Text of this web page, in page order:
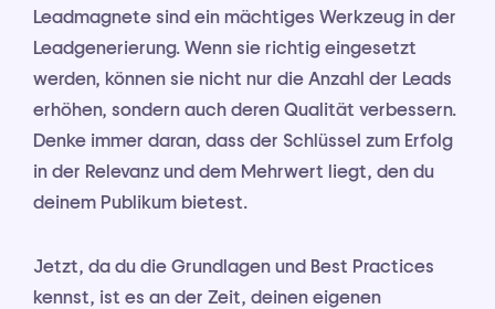
Leadmagnete sind ein mächtiges Werkzeug in der
Leadgenerierung. Wenn sie richtig eingesetzt
werden, können sie nicht nur die Anzahl der Leads
erhöhen, sondern auch deren Qualität verbessern.
Denke immer daran, dass der Schlüssel zum Erfolg
in der Relevanz und dem Mehrwert liegt, den du
deinem Publikum bietest.
Jetzt, da du die Grundlagen und Best Practices
kennst, ist es an der Zeit, deinen eigenen